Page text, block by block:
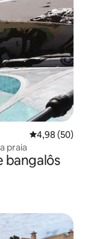
4,98 de uma
4,98 (50)
praia
bangalôs